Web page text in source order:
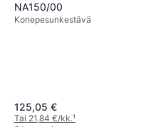
NA150/00
Konepesunkestävä
125,05 €
Tai 21,84 €/kk.¹